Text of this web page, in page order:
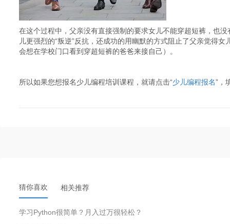
在这个过程中，父亲没有直接强制的要求女儿不能穿超短裤，也
儿更强烈的“叛逆”反抗，还成功的用幽默的方式阻止了父亲觉得
会想在学校门口看到穿超短裤的爸爸来接自己）。
所以如果您想报名少儿编程培训课程，就请点击“少儿编程报名”，
猜你喜欢 相关推荐
学习Python很简单？月入过万很轻松？